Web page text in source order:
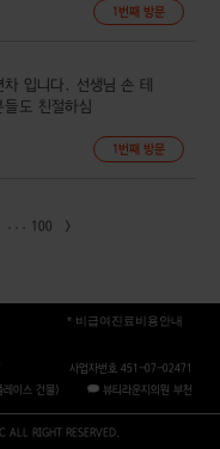
1번째 방문
입니다. 선생님 손 테
도 친절하심
1번째 방문
100
* 비급여진료비용안내
사업자번호 451-07-02471
이스 건물)
뷰티라운지의원 부천
RIGHT RESERVED.